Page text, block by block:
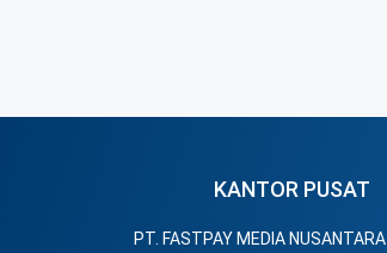
KANTOR PUSAT
PT. FASTPAY MEDIA NUSANTARA